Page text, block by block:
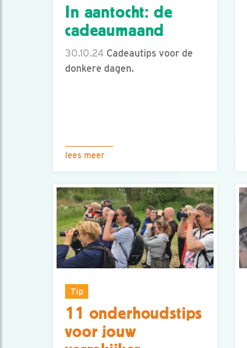
In aantocht: de
cadeaumaand
30.10.24 Cadeautips voor de
donkere dagen.
lees meer
Tip
11 onderhoudstips
voor jouw